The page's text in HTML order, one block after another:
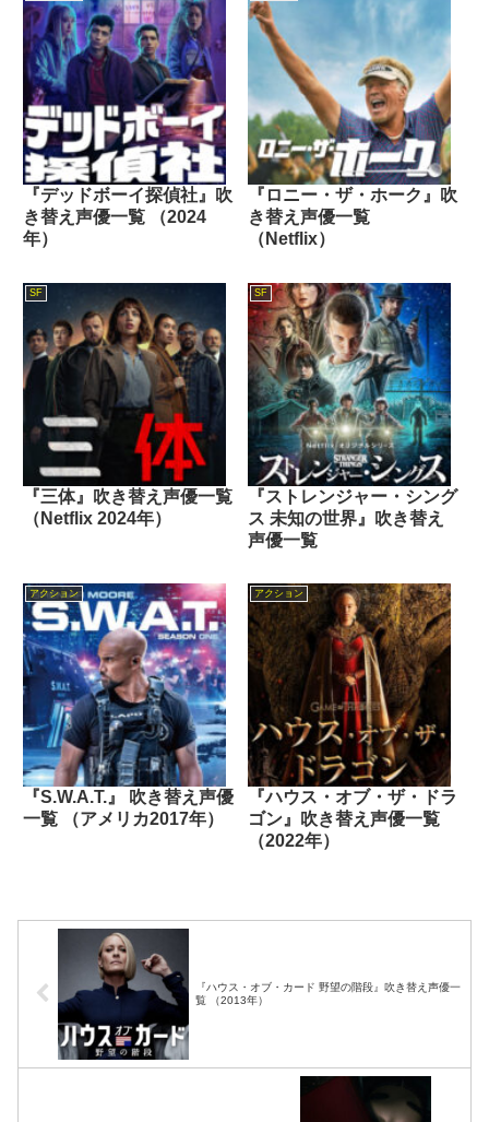
『デッドボーイ探偵社』吹
き替え声優一覧 （2024
年）
『ロニー・ザ・ホーク』吹
き替え声優一覧
（Netflix）
SF
『三体』吹き替え声優一覧
（Netflix 2024年）
SF
『ストレンジャー・シング
ス 未知の世界』吹き替え
声優一覧
アクション
『S.W.A.T.』 吹き替え声優
一覧 （アメリカ2017年）
アクション
『ハウス・オブ・ザ・ドラ
ゴン』吹き替え声優一覧
（2022年）
『ハウス・オブ・カード 野望の階段』吹き替え声優一
覧 （2013年）